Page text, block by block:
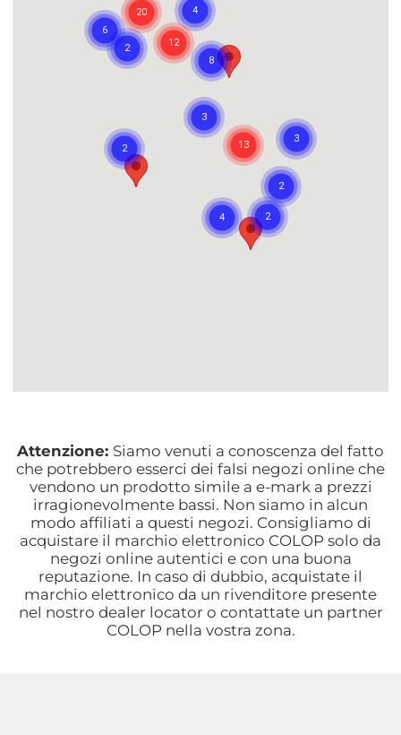
Attenzione: Siamo venuti a conoscenza del fatto
che potrebbero esserci dei falsi negozi online che
vendono un prodotto simile a e-mark a prezzi
irragionevolmente bassi. Non siamo in alcun
modo affiliati a questi negozi. Consigliamo di
acquistare il marchio elettronico COLOP solo da
negozi online autentici e con una buona
reputazione. In caso di dubbio, acquistate il
marchio elettronico da un rivenditore presente
nel nostro dealer locator o contattate un partner
COLOP nella vostra zona.